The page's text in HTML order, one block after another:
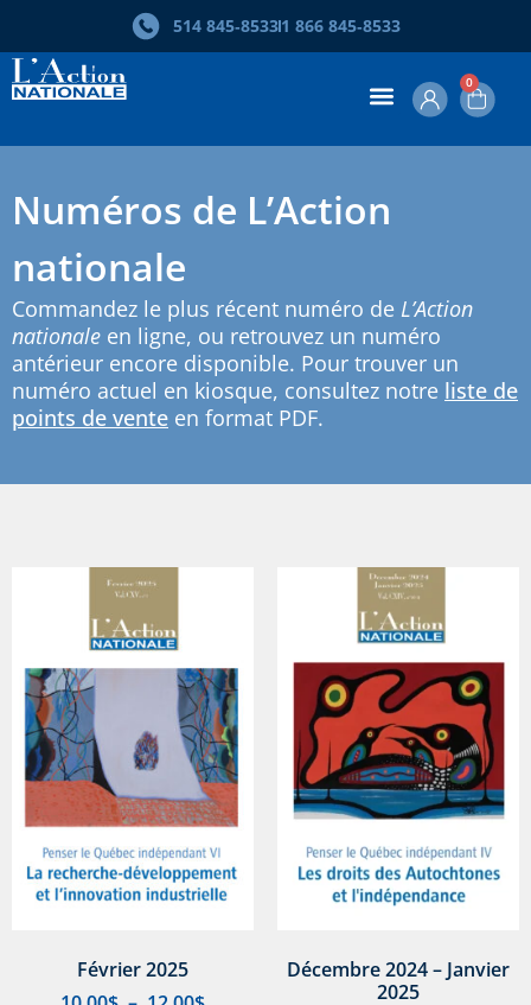
514 845‑85331 866 845‑8533
0
Numéros de L’Action
nationale
Commandez le plus récent numéro de L’Action
nationale en ligne, ou retrouvez un numéro
antérieur encore disponible. Pour trouver un
numéro actuel en kiosque, consultez notre liste de
points de vente en format PDF.
Février 2025
Décembre 2024 – Janvier
2025